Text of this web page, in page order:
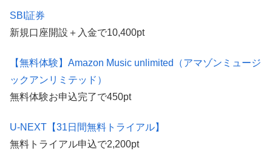
SBI証券
新規口座開設＋入金で10,400pt
【無料体験】Amazon Music unlimited（アマゾンミュージ
ックアンリミテッド）
無料体験お申込完了で450pt
U-NEXT【31日間無料トライアル】
無料トライアル申込で2,200pt